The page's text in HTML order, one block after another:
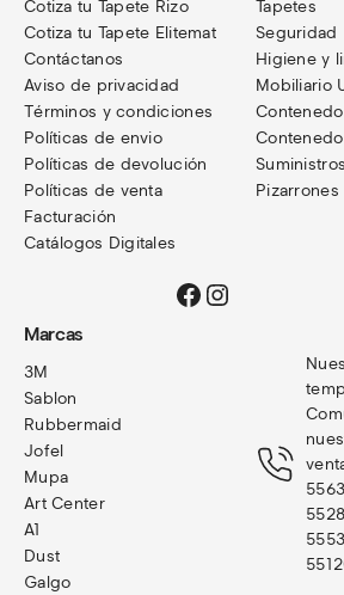
Cotiza tu Tapete Rizo
Cotiza tu Tapete Elitemat
Contáctanos
Aviso de privacidad
Términos y condiciones
Políticas de envio
Políticas de devolución
Políticas de venta
Facturación
Catálogos Digitales
Facebook
Instagram
Tapetes
Seguridad
Higiene y
Mobiliario
Pizarrones
Marcas
3M
Sablon
Rubbermaid
Jofel
Mupa
Art Center
A1
Dust
Galgo